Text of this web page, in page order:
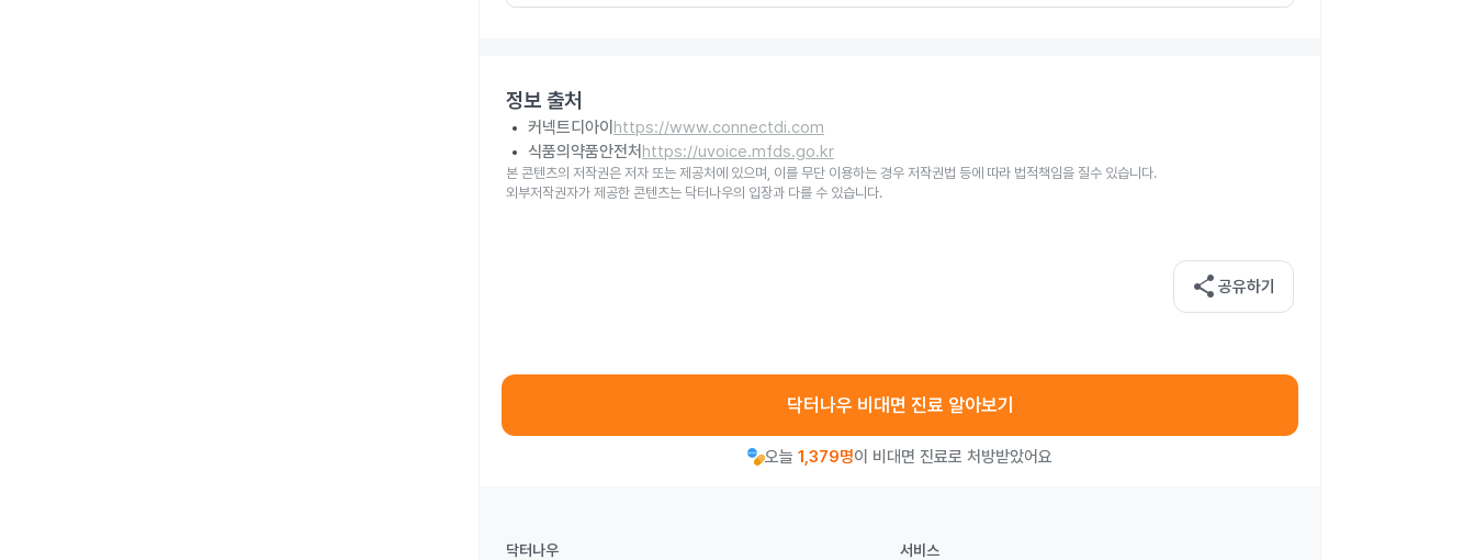
정보 출처
커넥트디아이 https://www.connectdi.com
식품의약품안전처 https://uvoice.mfds.go.kr
본 콘텐츠의 저작권은 저자 또는 제공처에 있으며, 이를 무단 이용하는 경우 저작권법 등에 따라 법적책임을 질수 있습니다.
외부저작권자가 제공한 콘텐츠는 닥터나우의 입장과 다를 수 있습니다.
share 공유하기
닥터나우 비대면 진료 알아보기
오늘 1,379명이 비대면 진료로 처방받았어요
닥터나우
서비스